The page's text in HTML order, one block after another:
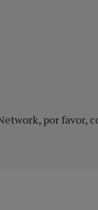
por favor,